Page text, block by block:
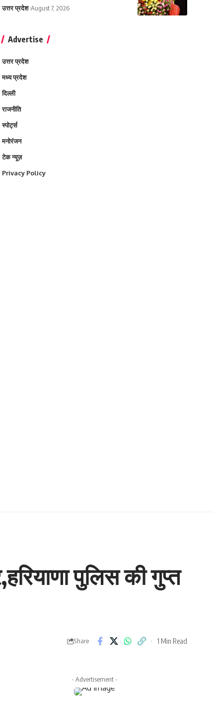
उत्तर प्रदेश August 7, 2026
Advertise
उत्तर प्रदेश
मध्य प्रदेश
दिल्ली
राजनीति
स्पोर्ट्स
मनोरंजन
टेक न्यूज़
Privacy Policy
पुलिस की गुप्त
Share 1 Min Read
- Advertisement -